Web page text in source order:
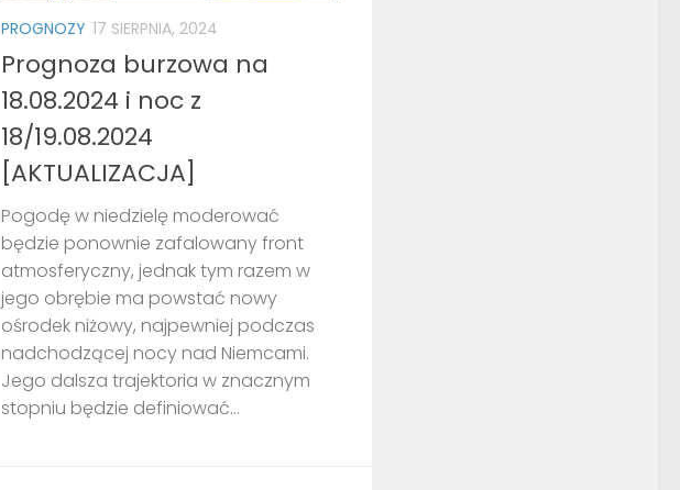
PROGNOZY 17 SIERPNIA, 2024
Prognoza burzowa na
18.08.2024 i noc z
18/19.08.2024
[AKTUALIZACJA]
Pogodę w niedzielę moderować
będzie ponownie zafalowany front
atmosferyczny, jednak tym razem w
jego obrębie ma powstać nowy
ośrodek niżowy, najpewniej podczas
nadchodzącej nocy nad Niemcami.
Jego dalsza trajektoria w znacznym
stopniu będzie definiować...